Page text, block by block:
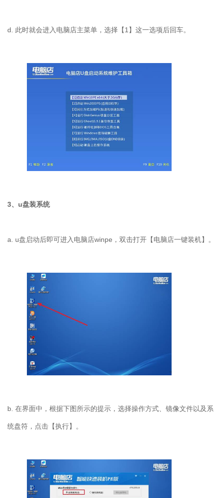
d. 此时就会进入电脑店主菜单，选择【1 】这一选项后回车。
3、 u盘装系统
a. u盘启动后即可进入电脑店winpe ，双击打开【电脑店一键装机】。
b. 在界面中，根据下图所示的提示，选择操作方式、镜像文件以及系
统盘符，点击【执行】。